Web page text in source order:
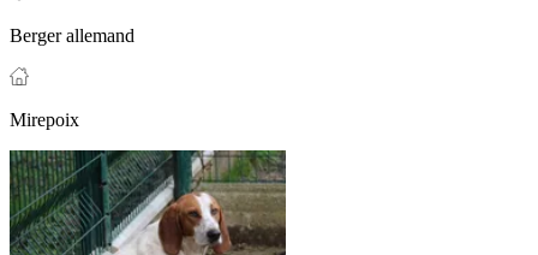
Berger allemand
Mirepoix